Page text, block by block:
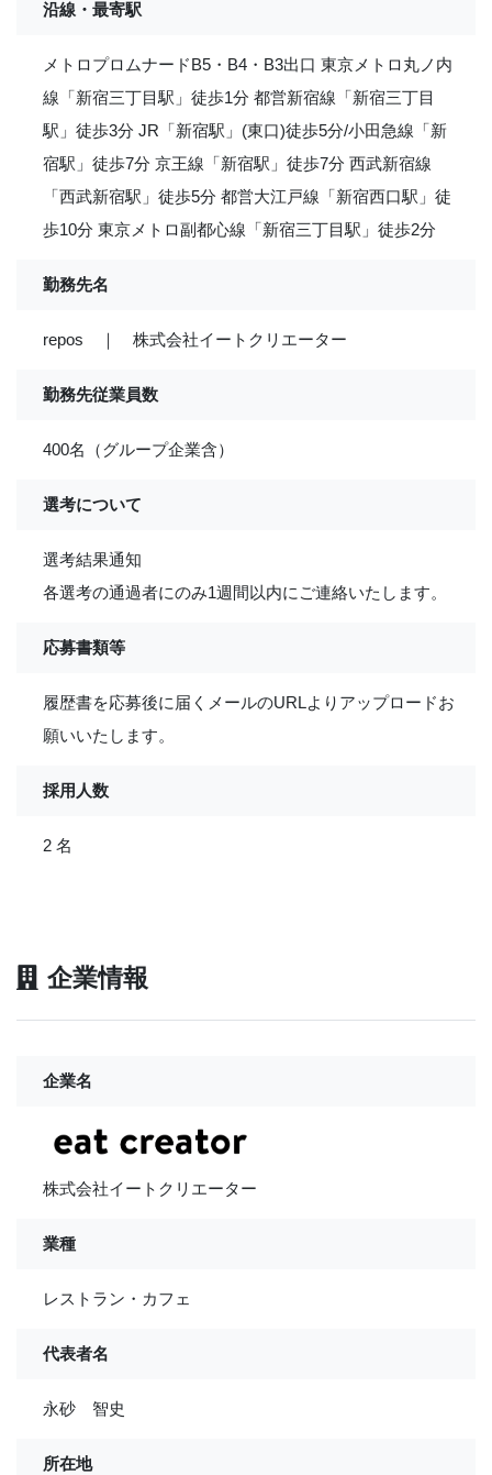
沿線・最寄駅
メトロプロムナードB5・B4・B3出口 東京メトロ丸ノ内
線「新宿三丁目駅」徒歩1分 都営新宿線「新宿三丁目
駅」徒歩3分 JR「新宿駅」(東口)徒歩5分/小田急線「新
宿駅」徒歩7分 京王線「新宿駅」徒歩7分 西武新宿線
「西武新宿駅」徒歩5分 都営大江戸線「新宿西口駅」徒
歩10分 東京メトロ副都心線「新宿三丁目駅」徒歩2分
勤務先名
repos ｜ 株式会社イートクリエーター
勤務先従業員数
400名（グループ企業含）
選考について
選考結果通知
各選考の通過者にのみ1週間以内にご連絡いたします。
応募書類等
履歴書を応募後に届くメールのURLよりアップロードお
願いいたします。
採用人数
2 名
企業情報
企業名
株式会社イートクリエーター
業種
レストラン・カフェ
代表者名
永砂 智史
所在地